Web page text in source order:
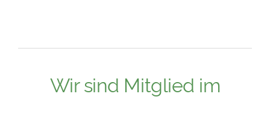
Wir sind Mitglied im